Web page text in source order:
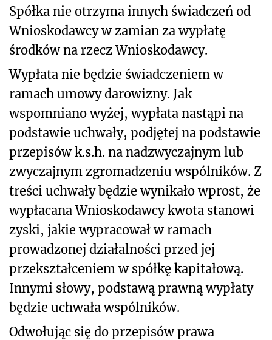
Spółka nie otrzyma innych świadczeń od
Wnioskodawcy w zamian za wypłatę
środków na rzecz Wnioskodawcy.
Wypłata nie będzie świadczeniem w
ramach umowy darowizny. Jak
wspomniano wyżej, wypłata nastąpi na
podstawie uchwały, podjętej na podstawie
przepisów k.s.h. na nadzwyczajnym lub
zwyczajnym zgromadzeniu wspólników. Z
treści uchwały będzie wynikało wprost, że
wypłacana Wnioskodawcy kwota stanowi
zyski, jakie wypracował w ramach
prowadzonej działalności przed jej
przekształceniem w spółkę kapitałową.
Innymi słowy, podstawą prawną wypłaty
będzie uchwała wspólników.
Odwołując się do przepisów prawa